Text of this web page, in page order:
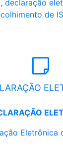
declaração
de
Eletrônica